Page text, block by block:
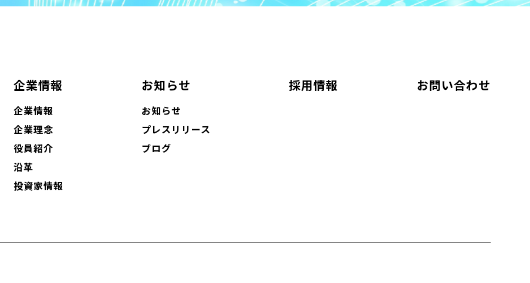
企業情報
企業情報
企業理念
役員紹介
沿革
投資家情報
お知らせ
お知らせ
プレスリリース
ブログ
採用情報 お問い合わせ